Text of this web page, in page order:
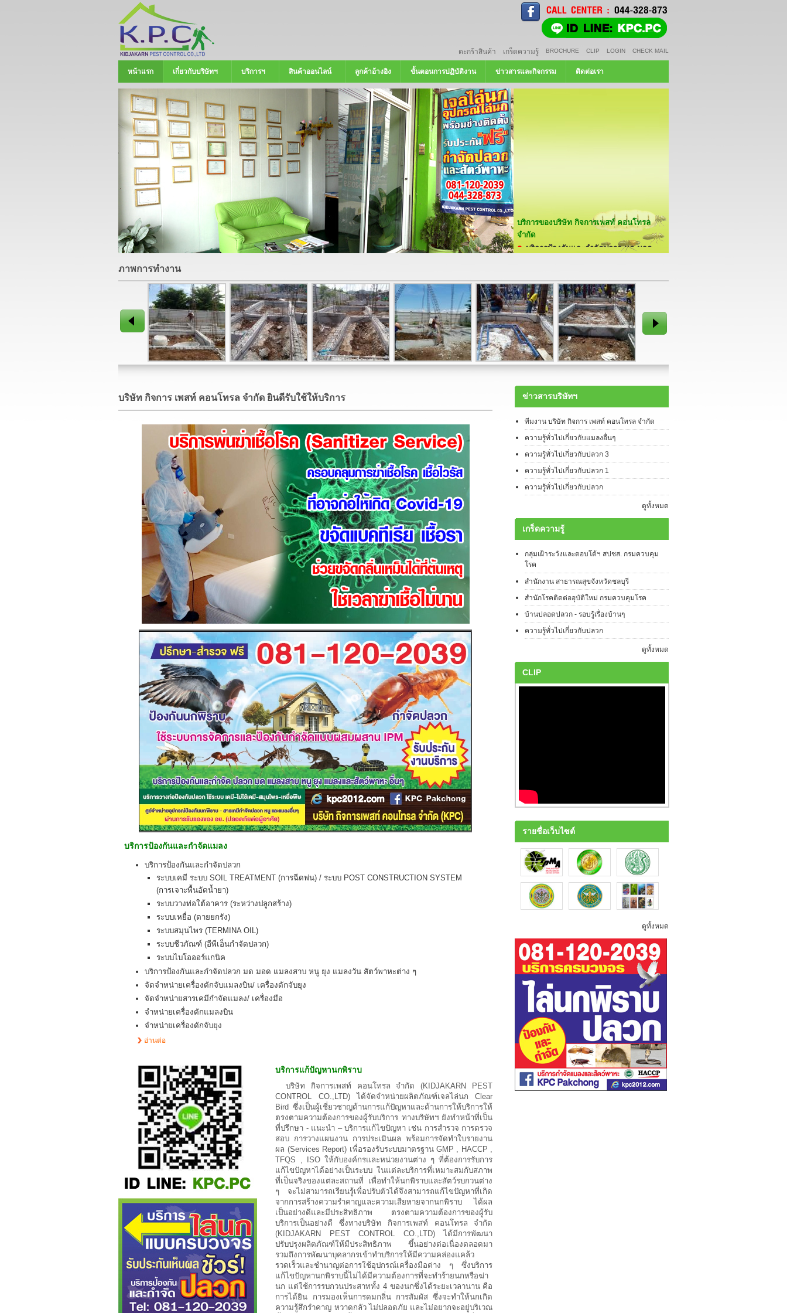
ตะกร้าสินค้า เกร็ดความรู้ BROCHURE CLIP LOGIN CHECK MAIL
หน้าแรก เกี่ยวกับบริษัทฯ บริการฯ สินค้าออนไลน์ ลูกค้าอ้างอิง ขั้นตอนการปฏิบัติงาน ข่าวสารและกิจกรรม ติดต่อเรา
บริการของบริษัท กิจการเพสท์ คอนโทรล
จำกัด
บริการป้องกันและกำจัดปลวก มด มอด
แมลงสาบ หนู และสัตว์พาหะ
ฉีดพ่น)
ระบบ POST CONSTRUCTION
SYSTEM (การเจาะพื้นอัดน้ำยา)
ระบบวางท่อใต้อาคาร (ระหว่างปลูก
สร้าง)
ระบบเหยื่อ (ตายยกรัง)
ระบบสมุนไพร (TERMINA OIL)
ระบบชีวภัณฑ์ (อีพีเอ็นกำจัดปลวก)
บริการแก้ปัญหานกพิราบ โดยระบบ
รับบริการออกแบบและสร้างบ้าน (แบบ
ครบวงจร)
จำหน่ายสินค้าของบริษัท กิจการเพสท์
คอนโทรล จำกัด
จำหน่ายผลิตภัณฑ์และอุปกรณ์ขับไล่นก
พิราบ
จำหน่ายผลิตภัณฑ์หรืออุปกรณ์ขับไล่สัตว์
น่ารำคาญ
จำหน่ายผลิตภัณฑ์กำจัดแมลง
จำหน่ายเครื่องพ่นหมอกควันและอุปกรณ์
กำจัดแมลง
ภาพการทำงาน
บริษัท กิจการ เพสท์ คอนโทรล จำกัด ยินดีรับใช้ให้บริการ
บริการป้องกันและกำจัดแมลง
บริการป้องกันและกำจัดปลวก
ระบบเคมี ระบบ SOIL TREATMENT (การฉีดพ่น) / ระบบ POST CONSTRUCTION SYSTEM
(การเจาะพื้นอัดน้ำยา)
ระบบวางท่อใต้อาคาร (ระหว่างปลูกสร้าง)
ระบบเหยื่อ (ตายยกรัง)
ระบบสมุนไพร (TERMINA OIL)
ระบบชีวภัณฑ์ (อีพีเอ็นกำจัดปลวก)
ระบบไบโอออร์แกนิค
บริการป้องกันและกำจัดปลวก มด มอด แมลงสาบ หนู ยุง แมลงวัน สัตว์พาหะต่าง ๆ
จัดจำหน่ายเครื่องดักจับแมลงบิน/ เครื่องดักจับยุง
จัดจำหน่ายสารเคมีกำจัดแมลง/ เครื่องมือ
จำหน่ายเครื่องดักแมลงบิน
จำหน่ายเครื่องดักจับยุง
อ่านต่อ
บริการแก้ปัญหานกพิราบ
บริษัท กิจการเพสท์ คอนโทรล จำกัด (KIDJAKARN PEST
CONTROL CO.,LTD) ได้จัดจำหน่ายผลิตภัณฑ์เจลไล่นก Clear
Bird ซึ่งเป็นผู้เชี่ยวชาญด้านการแก้ปัญหาและด้านการให้บริการให้
ตรงตามความต้องการของผู้รับบริการ ทางบริษัทฯ ยังทำหน้าที่เป็น
ที่ปรึกษา - แนะนำ – บริการแก้ไขปัญหา เช่น การสำรวจ การตรวจ
สอบ การวางแผนงาน การประเมินผล พร้อมการจัดทำใบรายงาน
ผล (Services Report) เพื่อรองรับระบบมาตรฐาน GMP , HACCP ,
TFQS , ISO ให้กับองค์กรและหน่วยงานต่าง ๆ ที่ต้องการรับการ
แก้ไขปัญหาได้อย่างเป็นระบบ ในแต่ละบริการที่เหมาะสมกับสภาพ
ที่เป็นจริงของแต่ละสถานที่ เพื่อทำให้นกพิราบและสัตว์รบกวนต่าง
ๆ จะไม่สามารถเรียนรู้เพื่อปรับตัวได้จึงสามารถแก้ไขปัญหาที่เกิด
จากการสร้างความรำคาญและความเสียหายจากนกพิราบ ได้ผล
เป็นอย่างดีและมีประสิทธิภาพ ตรงตามความต้องการของผู้รับ
บริการเป็นอย่างดี ซึ่งทางบริษัท กิจการเพสท์ คอนโทรล จำกัด
(KIDJAKARN PEST CONTROL CO.,LTD) ได้มีการพัฒนา
ปรับปรุงผลิตภัณฑ์ให้มีประสิทธิภาพ ขึ้นอย่างต่อเนื่องตลอดมา
รวมถึงการพัฒนาบุคลากรเข้าทำบริการให้มีความคล่องแคล้ว
รวดเร็วและชำนาญต่อการใช้อุปกรณ์เครื่องมือต่าง ๆ ซึ่งบริการ
แก้ไขปัญหานกพิราบนี้ไม่ได้มีความต้องการที่จะทำร้ายนกหรือฆ่า
นก แต่ใช้การรบกวนประสาททั้ง 4 ของนกซึ่งได้ระยะเวลานาน คือ
การได้ยิน การมองเห็นการดมกลิ่น การสัมผัส ซึ่งจะทำให้นกเกิด
ความรู้สึกรำคาญ หวาดกลัว ไม่ปลอดภัย และไม่อยากจะอยู่บริเวณ
ข่าวสารบริษัทฯ
ทีมงาน บริษัท กิจการ เพสท์ คอนโทรล จำกัด
ความรู้ทั่วไปเกี่ยวกับแมลงอื่นๆ
ความรู้ทั่วไปเกี่ยวกับปลวก 3
ความรู้ทั่วไปเกี่ยวกับปลวก 1
ความรู้ทั่วไปเกี่ยวกับปลวก
ดูทั้งหมด
เกร็ดความรู้
กลุ่มเฝ้าระวังและตอบโต้ฯ สปชส. กรมควบคุม
โรค
สำนักงาน สาธารณสุขจังหวัดชลบุรี
สำนักโรคติดต่ออุบัติใหม่ กรมควบคุมโรค
บ้านปลอดปลวก - รอบรู้เรื่องบ้านๆ
ความรู้ทั่วไปเกี่ยวกับปลวก
ดูทั้งหมด
CLIP
รายชื่อเว็บไซต์
ดูทั้งหมด